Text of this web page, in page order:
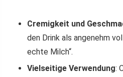
Cremigkeit und
den Drink als angenehm
echte Milch“.
Vielseitige Verwendung: